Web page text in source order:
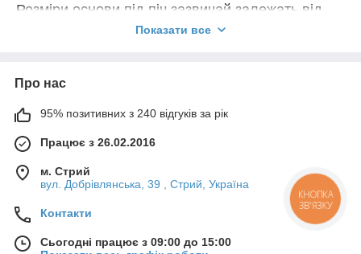
Розміри основи під піч зазвичай залежать від
розміру печі та вимог конструкції. Важливо, щоб
правильну інсталяцію печі та запобігає
під нею. Крім того, правильно виготовлена та
зменшити тепловтрати та забезпечити більш
ефективне опалення приміщення.
Показати все
Про нас
95% позитивних з 240 відгуків за рік
Працює з 26.02.2016
м. Стрий
вул. Добрівлянська, 39 , Стрий, Україна
Контакти
Сьогодні працює з 09:00 до 15:00
КНОПКА
ЗВ'ЯЗКУ